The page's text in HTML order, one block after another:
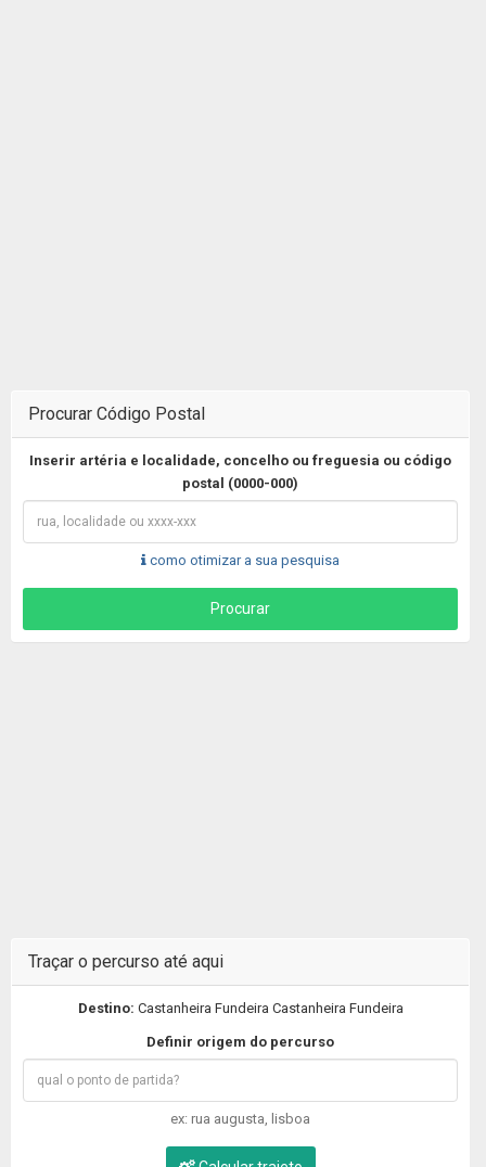
Procurar Código Postal
Inserir artéria e localidade, concelho ou freguesia ou código
postal (0000-000)
como otimizar a sua pesquisa
Traçar o percurso até aqui
Destino: Castanheira Fundeira Castanheira Fundeira
Definir origem do percurso
ex: rua augusta, lisboa